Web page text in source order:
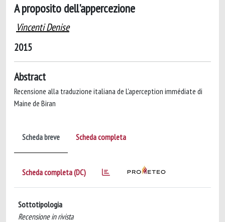
A proposito dell'appercezione
Vincenti Denise
2015
Abstract
Recensione alla traduzione italiana de L'aperception immédiate di
Maine de Biran
Scheda breve Scheda completa
Scheda completa (DC)
Sottotipologia
Recensione in rivista